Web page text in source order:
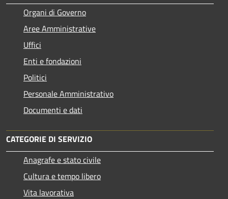
Organi di Governo
Aree Amministrative
Uffici
Enti e fondazioni
Politici
Personale Amministrativo
Documenti e dati
CATEGORIE DI SERVIZIO
Anagrafe e stato civile
Cultura e tempo libero
Vita lavorativa